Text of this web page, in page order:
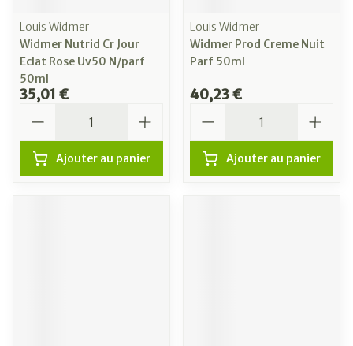
Louis Widmer
Widmer Nutrid Cr Jour
Eclat Rose Uv50 N/parf
50ml
35,01 €
Ajouter au panier
Louis Widmer
Widmer Prod Creme Nuit
Parf 50ml
40,23 €
Ajouter au panier